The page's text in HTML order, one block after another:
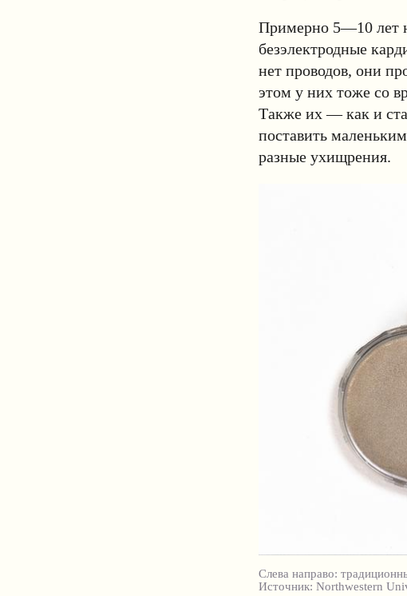
Примерно 5—10 лет
безэлектродные
нет проводов, они
этом у них тоже со
Также их — как и
поставить
разные ухищрения.
Слева направо:
Источник: Northwestern